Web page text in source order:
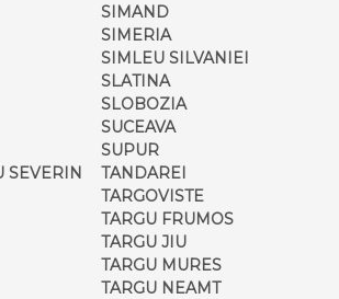
SEVERIN
SIMAND
SIMERIA
SIMLEU SILVANIEI
SLATINA
SLOBOZIA
SUCEAVA
SUPUR
TANDAREI
TARGOVISTE
TARGU FRUMOS
TARGU JIU
TARGU MURES
TARGU NEAMT